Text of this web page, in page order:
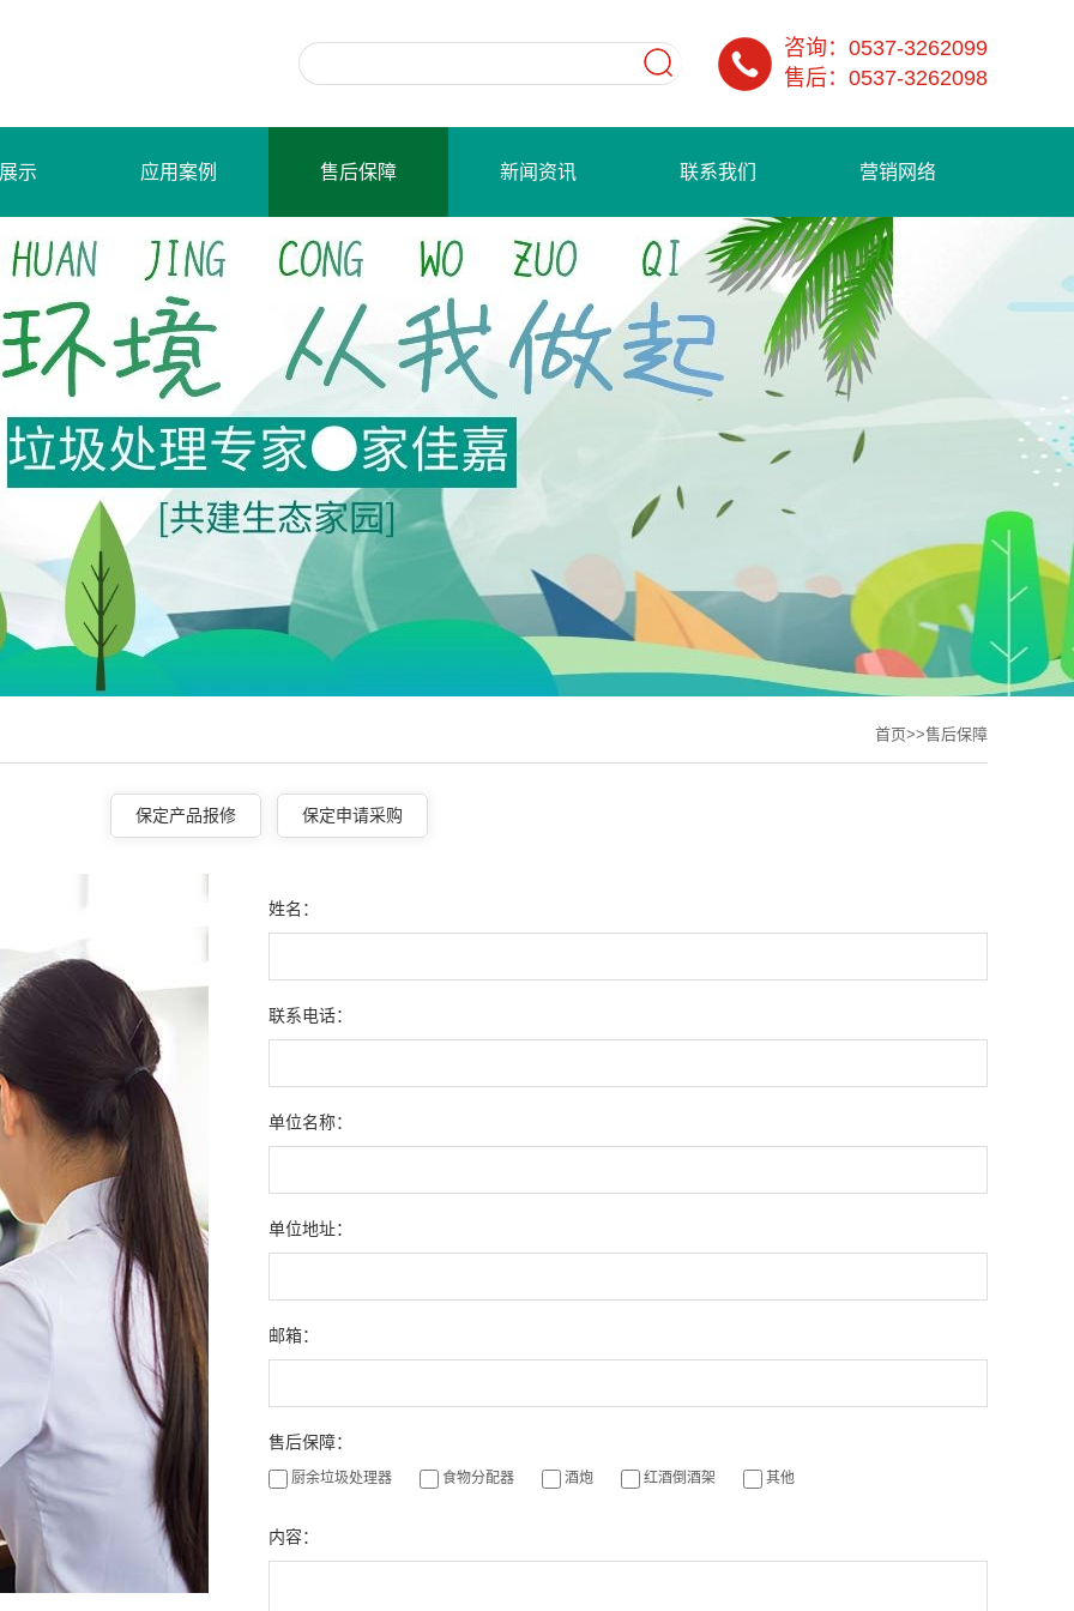
咨询：0537-3262099
售后：0537-3262098
示 应用案例 售后保障 新闻资讯 联系我们 营销网络
首页>>售后保障
保定产品报修 保定申请采购
姓名：
联系电话：
单位名称：
单位地址：
邮箱：
售后保障：
厨余垃圾处理器 食物分配器 酒炮 红酒倒酒架 其他
内容：